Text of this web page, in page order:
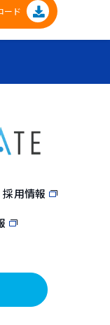
ード
採用情報